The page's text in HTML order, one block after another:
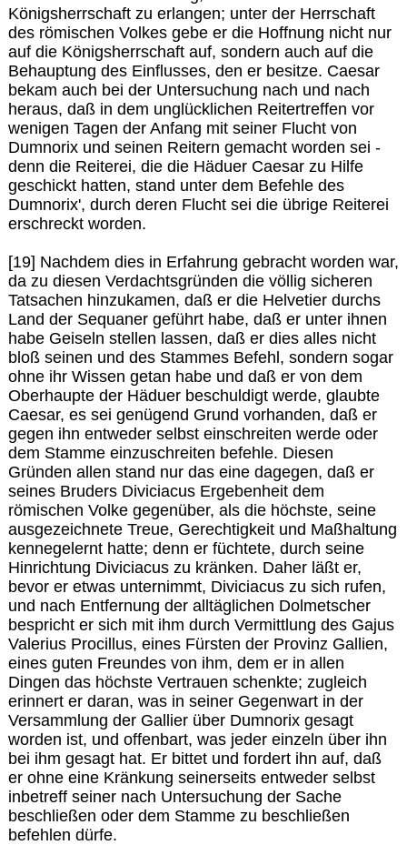
Königsherrschaft zu erlangen; unter der Herrschaft
des römischen Volkes gebe er die Hoffnung nicht nur
auf die Königsherrschaft auf, sondern auch auf die
Behauptung des Einflusses, den er besitze. Caesar
bekam auch bei der Untersuchung nach und nach
heraus, daß in dem unglücklichen Reitertreffen vor
wenigen Tagen der Anfang mit seiner Flucht von
Dumnorix und seinen Reitern gemacht worden sei -
denn die Reiterei, die die Häduer Caesar zu Hilfe
geschickt hatten, stand unter dem Befehle des
Dumnorix', durch deren Flucht sei die übrige Reiterei
erschreckt worden.
[19] Nachdem dies in Erfahrung gebracht worden war,
da zu diesen Verdachtsgründen die völlig sicheren
Tatsachen hinzukamen, daß er die Helvetier durchs
Land der Sequaner geführt habe, daß er unter ihnen
habe Geiseln stellen lassen, daß er dies alles nicht
bloß seinen und des Stammes Befehl, sondern sogar
ohne ihr Wissen getan habe und daß er von dem
Oberhaupte der Häduer beschuldigt werde, glaubte
Caesar, es sei genügend Grund vorhanden, daß er
gegen ihn entweder selbst einschreiten werde oder
dem Stamme einzuschreiten befehle. Diesen
Gründen allen stand nur das eine dagegen, daß er
seines Bruders Diviciacus Ergebenheit dem
römischen Volke gegenüber, als die höchste, seine
ausgezeichnete Treue, Gerechtigkeit und Maßhaltung
kennegelernt hatte; denn er füchtete, durch seine
Hinrichtung Diviciacus zu kränken. Daher läßt er,
bevor er etwas unternimmt, Diviciacus zu sich rufen,
und nach Entfernung der alltäglichen Dolmetscher
bespricht er sich mit ihm durch Vermittlung des Gajus
Valerius Procillus, eines Fürsten der Provinz Gallien,
eines guten Freundes von ihm, dem er in allen
Dingen das höchste Vertrauen schenkte; zugleich
erinnert er daran, was in seiner Gegenwart in der
Versammlung der Gallier über Dumnorix gesagt
worden ist, und offenbart, was jeder einzeln über ihn
bei ihm gesagt hat. Er bittet und fordert ihn auf, daß
er ohne eine Kränkung seinerseits entweder selbst
inbetreff seiner nach Untersuchung der Sache
beschließen oder dem Stamme zu beschließen
befehlen dürfe.